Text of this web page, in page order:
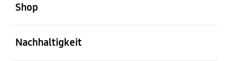
Shop
Nachhaltigkeit